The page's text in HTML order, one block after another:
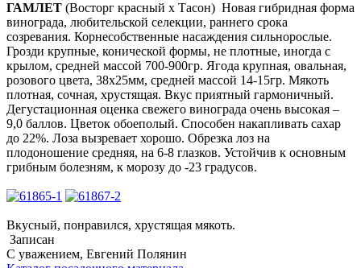
ГАМЛЕТ (Восторг красный х Тасон) Новая гибридная форма
винограда, любительской селекции, раннего срока
созревания. Корнесобственные насаждения сильнорослые.
Грозди крупные, конической формы, не плотные, иногда с
крылом, средней массой 700-900гр. Ягода крупная, овальная,
розового цвета, 38х25мм, средней массой 14-15гр. Мякоть
плотная, сочная, хрустящая. Вкус приятный гармоничный.
Дегустационная оценка свежего винограда очень высокая –
9,0 баллов. Цветок обоеполый. Способен накапливать сахар
до 22%. Лоза вызревает хорошо. Обрезка лоз на
плодоношение средняя, на 6-8 глазков. Устойчив к основным
грибным болезням, к морозу до -23 градусов.
Вкусный, понравился, хрустящая мякоть.
Записан
С уважением, Евгений Полянин